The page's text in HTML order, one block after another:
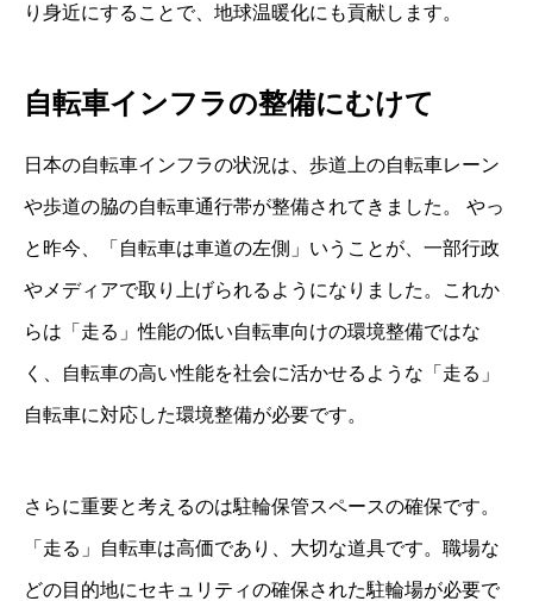
り身近にすることで、地球温暖化にも貢献します。
自転車インフラの整備にむけて
日本の自転車インフラの状況は、歩道上の自転車レーン
や歩道の脇の自転車通行帯が整備されてきました。 やっ
と昨今、「自転車は車道の左側」いうことが、一部行政
やメディアで取り上げられるようになりました。これか
らは「走る」性能の低い自転車向けの環境整備ではな
く、自転車の高い性能を社会に活かせるような「走る」
自転車に対応した環境整備が必要です。
さらに重要と考えるのは駐輪保管スペースの確保です。
「走る」自転車は高価であり、大切な道具です。職場な
どの目的地にセキュリティの確保された駐輪場が必要で